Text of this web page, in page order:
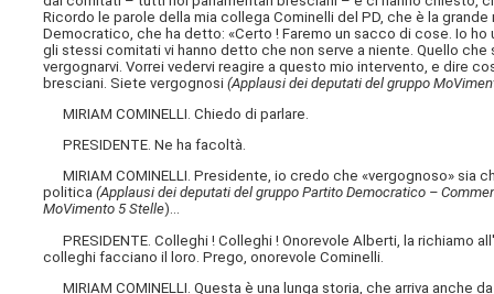
Ricordo le parole della mia collega Cominelli del PD, che è la
Democratico, che ha detto: «Certo ! Faremo un sacco di cose. Io
gli stessi comitati vi hanno detto che non serve a niente. Quello
vergognarvi. Vorrei vedervi reagire a questo mio intervento, e dire
bresciani. Siete vergognosi(Applausi dei deputati del gruppo
MIRIAM COMINELLI. Chiedo di parlare.
PRESIDENTE. Ne ha facoltà.
MIRIAM COMINELLI. Presidente, io credo che «vergognoso» sia
politica(Applausi dei deputati del gruppo Partito Democratico –
MoVimento 5 Stelle)...
PRESIDENTE. Colleghi ! Colleghi ! Onorevole Alberti, la richiamo
colleghi facciano il loro. Prego, onorevole Cominelli.
MIRIAM COMINELLI. Questa è una lunga storia, che arriva anche